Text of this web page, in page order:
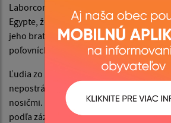
Laborcom a v Sennom ho nechal
Egypte, že ten zmenil závet a namiesto
jeho bratranca Alexandra. On založil v
poľovnícky spolok v období medzi
Ľudia zo Senného boli v čase panských
nepostrádateľnými pozorovateľmi
nosičmi. Medzi posledných z nich patrili
podľa záznamov kaštieľneho denníka